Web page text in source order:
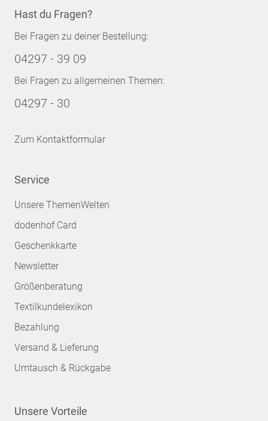
Hast du Fragen?
Bei Fragen zu deiner Bestellung:
04297 - 39 09
Bei Fragen zu allgemeinen Themen:
04297 - 30
Zum Kontaktformular
Service
Unsere ThemenWelten
dodenhof Card
Geschenkkarte
Newsletter
Größenberatung
Textilkundelexikon
Bezahlung
Versand & Lieferung
Umtausch & Rückgabe
Unsere Vorteile